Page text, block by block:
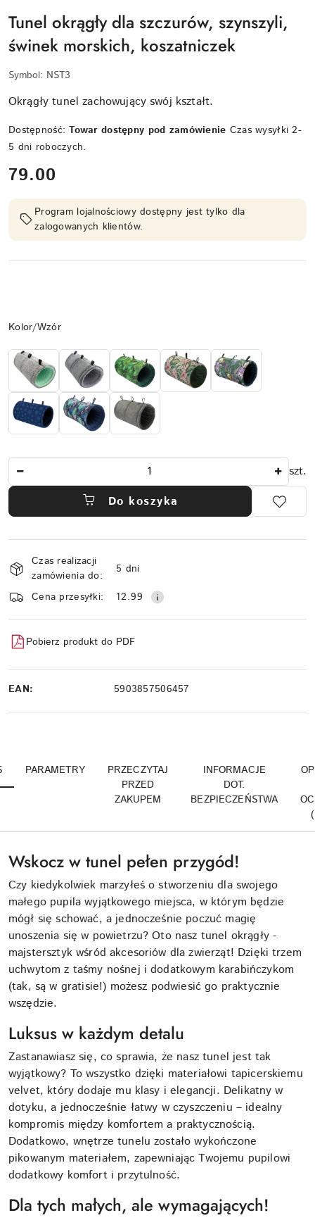
Tunel okrągły dla szczurów, szynszyli,
świnek morskich, koszatniczek
Symbol: NST3
Okrągły tunel zachowujący swój kształt.
Dostępność:Towar dostępny pod zamówienie Czas wysyłki 2-
5 dni roboczych.
cena:
79.00
Program lojalnościowy dostępny jest tylko dla
zalogowanych klientów.
Wariant
Kolor/Wzór
szt.
Do koszyka
i
dostawa
Czas realizacji
zamówienia do:
5 dni
Cena przesyłki:
12.99
Pobierz produkt do PDF
EAN: 5903857506457
PARAMETRY
PRZECZYTAJ
PRZED
ZAKUPEM
INFORMACJE
DOT.
BEZPIECZEŃSTWA
Wskocz w tunel pełen przygód!
Czy kiedykolwiek marzyłeś o stworzeniu dla swojego
małego pupila wyjątkowego miejsca, w którym będzie
mógł się schować, a jednocześnie poczuć magię
unoszenia się w powietrzu? Oto nasz tunel okrągły -
majstersztyk wśród akcesoriów dla zwierząt! Dzięki trzem
uchwytom z taśmy nośnej i dodatkowym karabińczykom
(tak, są w gratisie!) możesz podwiesić go praktycznie
wszędzie.
Luksus w każdym detalu
Zastanawiasz się, co sprawia, że nasz tunel jest tak
wyjątkowy? To wszystko dzięki materiałowi tapicerskiemu
velvet, który dodaje mu klasy i elegancji. Delikatny w
dotyku, a jednocześnie łatwy w czyszczeniu – idealny
kompromis między komfortem a praktycznością.
Dodatkowo, wnętrze tunelu zostało wykończone
pikowanym materiałem, zapewniając Twojemu pupilowi
dodatkowy komfort i przytulność.
Dla tych małych, ale wymagających!